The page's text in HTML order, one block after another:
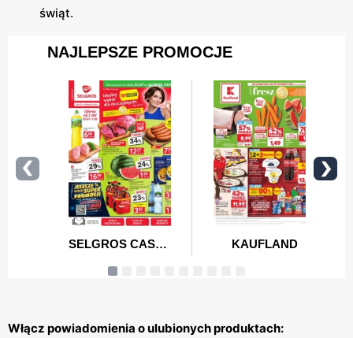
świąt.
Włącz powiadomienia o ulubionych produktach: